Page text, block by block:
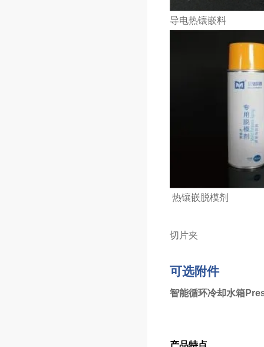
导电热镶嵌料
热镶嵌脱模剂
切片夹
可选附件
智能循环冷却水箱
产品特点